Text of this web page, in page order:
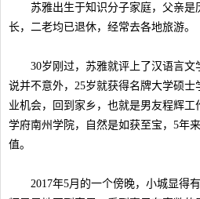
苏雅出生于知识分子家庭，父亲是
长，二老均已退休，经常去各地旅游。
30岁刚过，苏雅就评上了汉语言文
说并不意外，25岁就获得名牌大学硕
业机会，回到家乡，也就是男友程辉
学府南州学院，自然是如获至宝，5年
值。
2017年5月的一个傍晚，小城显得